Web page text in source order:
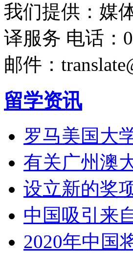
我们提供：媒
译服务 电话：
邮件：
留学资讯
罗马美国大
有关广州澳
设立新的奖
中国吸引来
2020年中国